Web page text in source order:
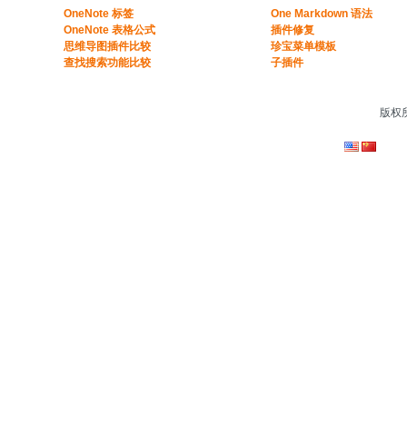
​​OneNote 标签
OneNote 表格公式​
​思维导图插件比较​
​查找搜索功能比较​
One Markdown 语法
插件修复
珍宝菜单模板
子插件
版权